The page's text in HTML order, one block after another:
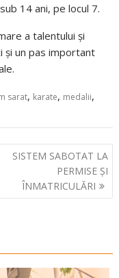
14 ani, pe locul 7.
a talentului și
și un pas important
sarat, karate, medalii,
SISTEM SABOTAT LA
PERMISE ȘI
ÎNMATRICULĂRI